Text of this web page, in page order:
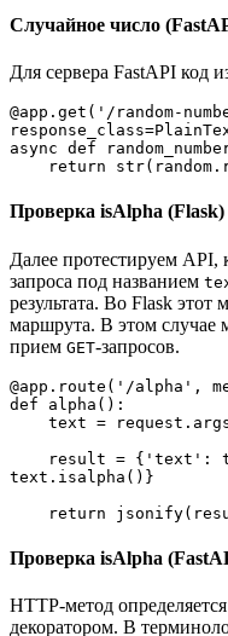
Случайное число
Для сервера FastAPI код
@app.get('/random-
async def
return
Проверка isAlpha (Flask)
Далее протестируем
запроса под названием
результата. Во Flask этот
маршрута. В этом случае
прием GET-запросов.
@app.route('/alpha',
def alpha():
text.isalpha()}
return
Проверка isAlpha
HTTP-метод
декоратором. В